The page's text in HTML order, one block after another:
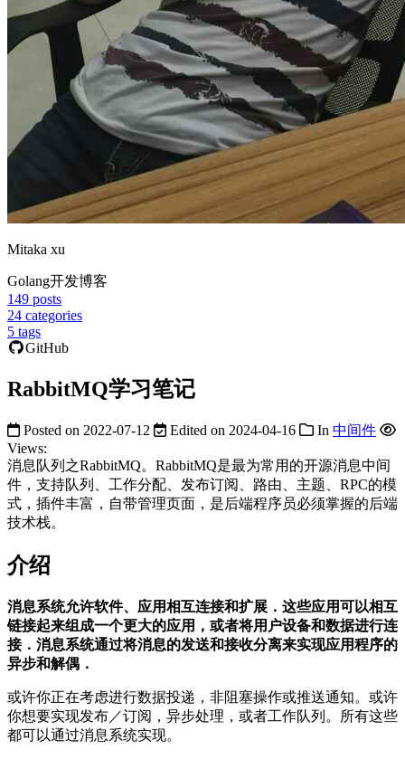
Mitaka xu
Golang开发博客
149 posts
24 categories
5 tags
GitHub
RabbitMQ学习笔记
Posted on 2022-07-12 Edited on 2024-04-16 In 中间件
Views:
消息队列之RabbitMQ。RabbitMQ是最为常用的开源消息中间
件，支持队列、工作分配、发布订阅、路由、主题、RPC的模
式，插件丰富，自带管理页面，是后端程序员必须掌握的后端
技术栈。
介绍
消息系统允许软件、应用相互连接和扩展．这些应用可以相互
链接起来组成一个更大的应用，或者将用户设备和数据进行连
接．消息系统通过将消息的发送和接收分离来实现应用程序的
异步和解偶．
或许你正在考虑进行数据投递，非阻塞操作或推送通知。或许
你想要实现发布／订阅，异步处理，或者工作队列。所有这些
都可以通过消息系统实现。